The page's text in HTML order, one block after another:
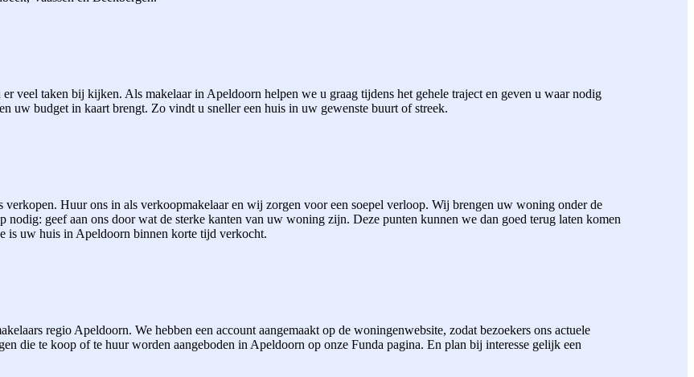
veel taken bij kijken. Als makelaar in Apeldoorn helpen we u graag tijdens het gehele traject en geven u waar nodig
uw budget in kaart brengt. Zo vindt u sneller een huis in uw gewenste buurt of streek.
Huur ons in als verkoopmakelaar en wij zorgen voor een soepel verloop. Wij brengen uw woning onder de
geef aan ons door wat de sterke kanten van uw woning zijn. Deze punten kunnen we dan goed terug laten komen
is uw huis in Apeldoorn binnen korte tijd verkocht.
regio Apeldoorn. We hebben een account aangemaakt op de woningenwebsite, zodat bezoekers ons actuele
die te koop of te huur worden aangeboden in Apeldoorn op onze Funda pagina. En plan bij interesse gelijk een